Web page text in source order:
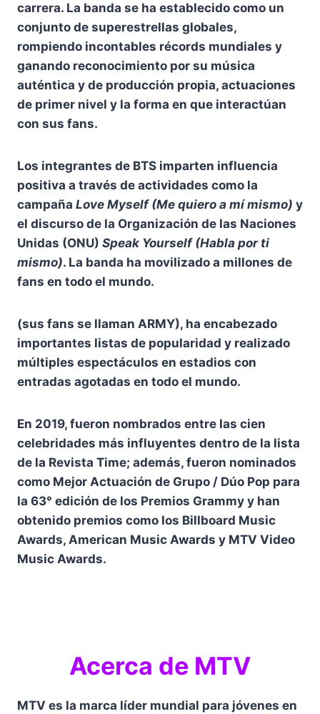
carrera. La banda se ha establecido como un
conjunto de superestrellas globales,
rompiendo incontables récords mundiales y
ganando reconocimiento por su música
auténtica y de producción propia, actuaciones
de primer nivel y la forma en que interactúan
con sus fans.
Los integrantes de BTS imparten influencia
positiva a través de actividades como la
campaña Love Myself (Me quiero a mí mismo) y
el discurso de la Organización de las Naciones
Unidas (ONU) Speak Yourself (Habla por ti
mismo). La banda ha movilizado a millones de
fans en todo el mundo.
(sus fans se llaman ARMY), ha encabezado
importantes listas de popularidad y realizado
múltiples espectáculos en estadios con
entradas agotadas en todo el mundo.
En 2019, fueron nombrados entre las cien
celebridades más influyentes dentro de la lista
de la Revista Time; además, fueron nominados
como Mejor Actuación de Grupo / Dúo Pop para
la 63° edición de los Premios Grammy y han
obtenido premios como los Billboard Music
Awards, American Music Awards y MTV Video
Music Awards.
Acerca de MTV
MTV es la marca líder mundial para jóvenes en